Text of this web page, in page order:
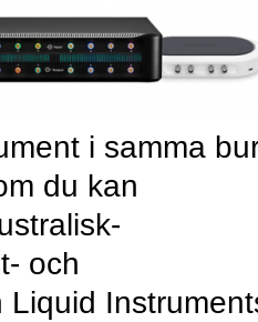
i samma
du kan
och
Liquid